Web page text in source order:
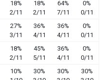
18%
2/11
18%
2/11
64%
7/11
0%
0/11
27%
3/11
36%
4/11
36%
4/11
0%
0/11
18%
2/11
45%
5/11
36%
4/11
0%
0/11
10%
30%
30%
30%